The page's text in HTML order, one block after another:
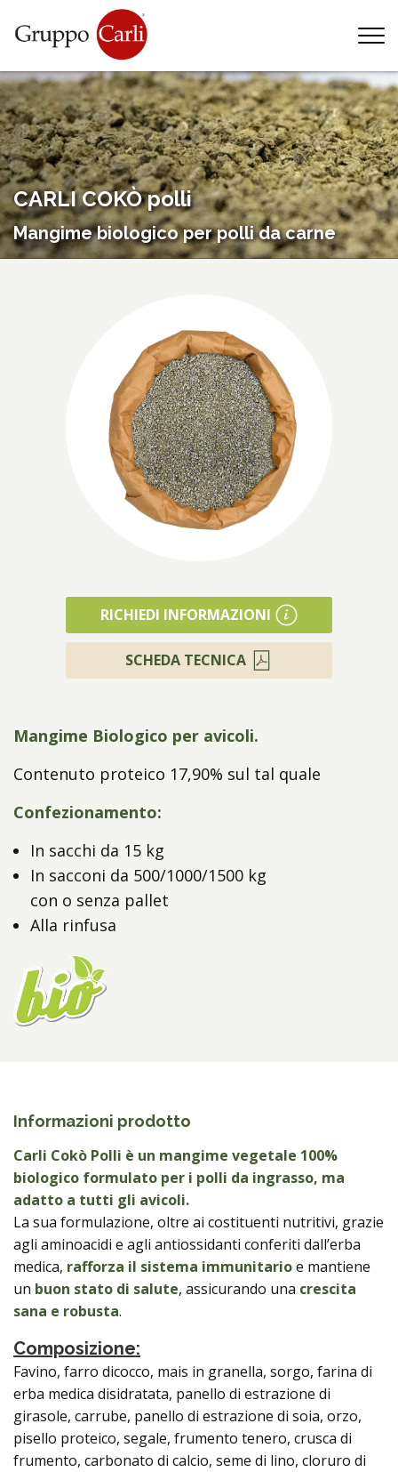
Animali
Prodotti
T—info@gruppocarli.com
CARLI COKÒ polli
Mangime biologico per polli da carne
Mangime Biologico per avicoli.
Contenuto proteico 17,90% sul tal quale
Confezionamento:
In sacchi da 15 kg
In sacconi da 500/1000/1500 kg
con o senza pallet
Alla rinfusa
RICHIEDI INFORMAZIONI
SCHEDA TECNICA
Informazioni prodotto
Carli Cokò Polli è un mangime vegetale 100%
biologico formulato per i polli da ingrasso, ma
adatto a tutti gli avicoli.
La sua formulazione, oltre ai costituenti nutritivi, grazie
agli aminoacidi e agli antiossidanti conferiti dall’erba
medica, rafforza il sistema immunitarioe mantiene
un buon stato di salute, assicurando una crescita
sana e robusta.
Composizione:
Favino, farro dicocco, mais in granella, sorgo, farina di
erba medica disidratata, panello di estrazione di
girasole, carrube, panello di estrazione di soia, orzo,
pisello proteico, segale, frumento tenero, crusca di
frumento, carbonato di calcio, seme di lino, cloruro di